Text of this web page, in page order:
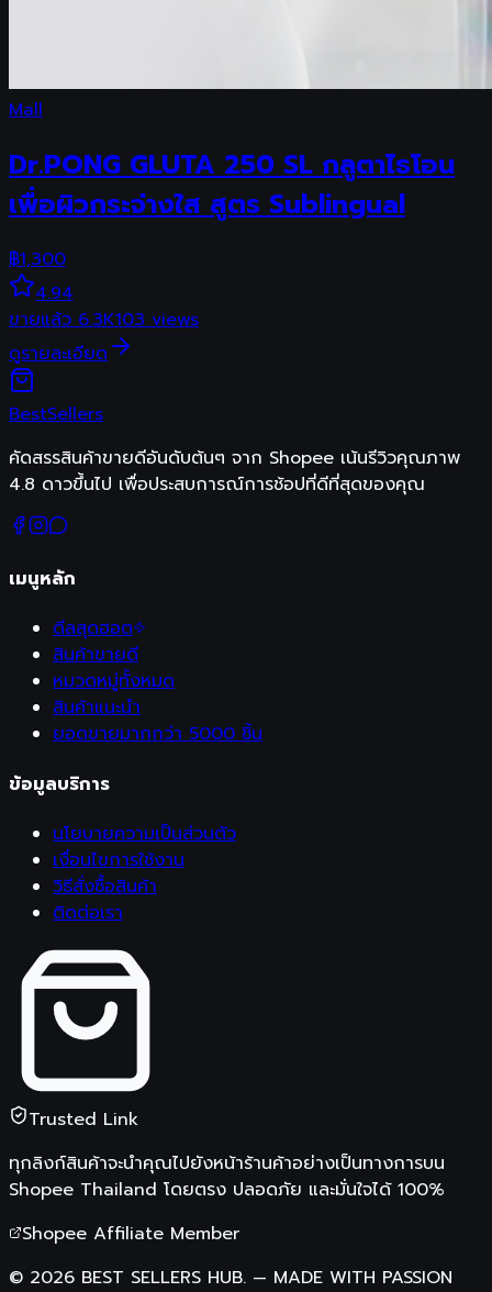
Mall
Dr.PONG GLUTA 250 SL กลูตาไธโอน
เพื่อผิวกระจ่างใส สูตร Sublingual
฿1,300
4.94
ขายแล้ว 6.3K103 views
ดูรายละเอียด
BestSellers
คัดสรรสินค้าขายดีอันดับต้นๆ จาก Shopee เน้นรีวิวคุณภาพ
4.8 ดาวขึ้นไป เพื่อประสบการณ์การช้อปที่ดีที่สุดของคุณ
เมนูหลัก
ดีลสุดฮอต
สินค้าขายดี
หมวดหมู่ทั้งหมด
สินค้าแนะนำ
ยอดขายมากกว่า 5000 ชิ้น
ข้อมูลบริการ
นโยบายความเป็นส่วนตัว
เงื่อนไขการใช้งาน
วิธีสั่งซื้อสินค้า
ติดต่อเรา
Trusted Link
ทุกลิงก์สินค้าจะนำคุณไปยังหน้าร้านค้าอย่างเป็นทางการบน
Shopee Thailand โดยตรง ปลอดภัย และมั่นใจได้ 100%
Shopee Affiliate Member
© 2026 BEST SELLERS HUB. — MADE WITH PASSION